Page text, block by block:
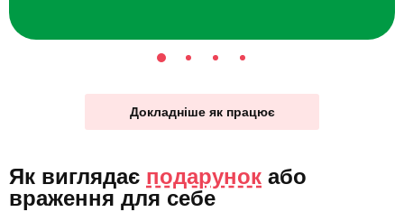
Докладніше як працює
Як виглядає подарунок або
враження для себе